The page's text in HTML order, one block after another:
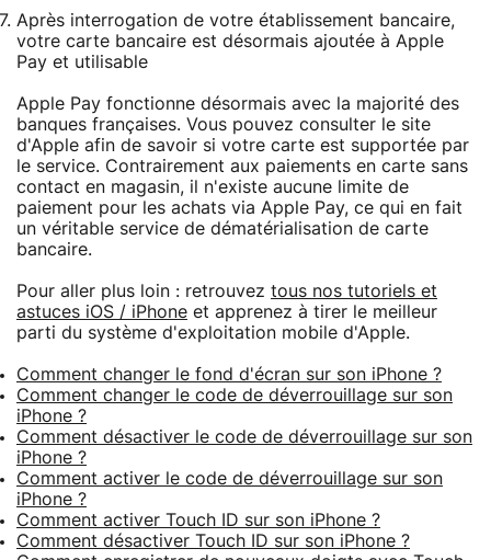
Après interrogation de votre établissement bancaire,
votre carte bancaire est désormais ajoutée à Apple
Pay et utilisable
Apple Pay fonctionne désormais avec la majorité des
banques françaises. Vous pouvez consulter le site
d'Apple afin de savoir si votre carte est supportée par
le service. Contrairement aux paiements en carte sans
contact en magasin, il n'existe aucune limite de
paiement pour les achats via Apple Pay, ce qui en fait
un véritable service de dématérialisation de carte
bancaire.
Pour aller plus loin : retrouvez tous nos tutoriels et
astuces iOS / iPhone et apprenez à tirer le meilleur
parti du système d'exploitation mobile d'Apple.
Comment changer le fond d'écran sur son iPhone ?
Comment changer le code de déverrouillage sur son
iPhone ?
Comment désactiver le code de déverrouillage sur son
iPhone ?
Comment activer le code de déverrouillage sur son
iPhone ?
Comment activer Touch ID sur son iPhone ?
Comment désactiver Touch ID sur son iPhone ?